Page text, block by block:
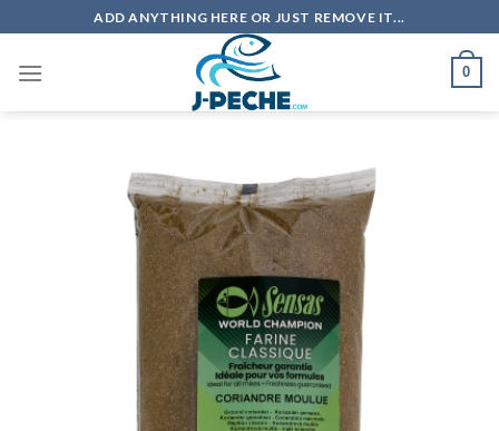
to
content
ADD ANYTHING HERE OR JUST REMOVE IT...
0